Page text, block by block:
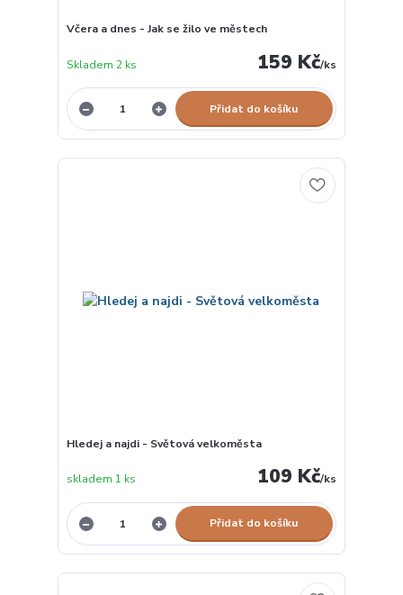
Včera a dnes - Jak se žilo ve městech
159 Kč/ks
Skladem 2 ks
Přidat do košíku
Hledej a najdi - Světová velkoměsta
109 Kč/ks
skladem 1 ks
Přidat do košíku